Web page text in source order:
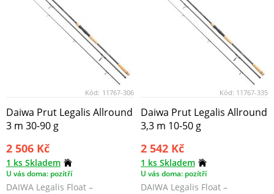
Kód: 11767-306
Daiwa Prut Legalis Allround
3 m 30-90 g
2 506 Kč
1 ks Skladem
U vás doma: pozítří
DAIWA Legalis Float –
Kód: 11767-335
Daiwa Prut Legalis Allround
3,3 m 10-50 g
2 542 Kč
1 ks Skladem
U vás doma: pozítří
DAIWA Legalis Float –